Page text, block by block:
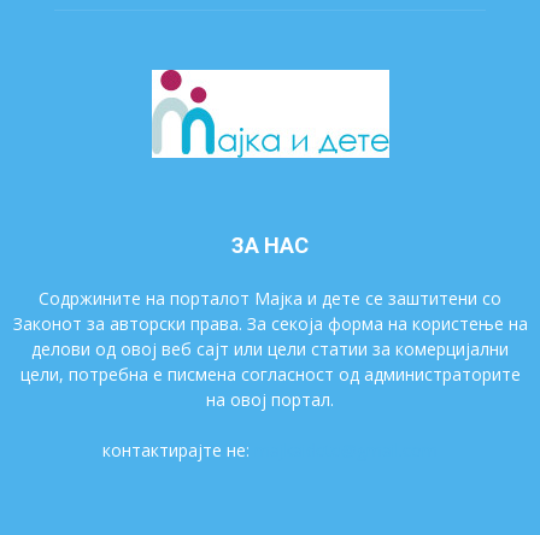
ЗА НАС
Содржините на порталот Мајка и дете се заштитени со
Законот за авторски права. За секоја форма на користење на
делови од овој веб сајт или цели статии за комерцијални
цели, потребна е писмена согласност од администраторите
на овој портал.
контактирајте не: